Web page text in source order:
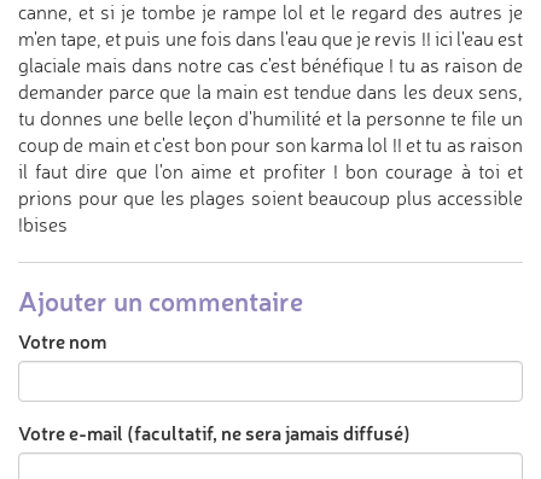
canne, et si je tombe je rampe lol et le regard des autres je
m'en tape, et puis une fois dans l'eau que je revis !! ici l'eau est
glaciale mais dans notre cas c'est bénéfique ! tu as raison de
demander parce que la main est tendue dans les deux sens,
tu donnes une belle leçon d'humilité et la personne te file un
coup de main et c'est bon pour son karma lol !! et tu as raison
il faut dire que l'on aime et profiter ! bon courage à toi et
prions pour que les plages soient beaucoup plus accessible
!bises
Ajouter un commentaire
Votre nom
Votre e-mail (facultatif, ne sera jamais diffusé)